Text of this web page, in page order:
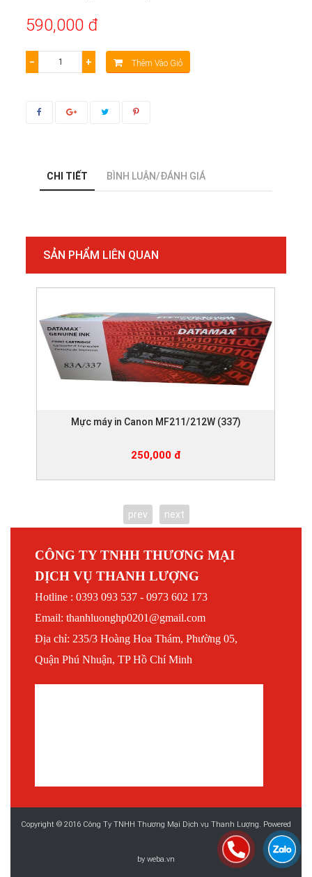
590,000 đ
− + Thêm Vào Giỏ
CHI TIẾT BÌNH LUẬN/ĐÁNH GIÁ
SẢN PHẨM LIÊN QUAN
Mực máy in Canon MF211/212W (337)
250,000 đ
prev next
CÔNG TY TNHH THƯƠNG MẠI
DỊCH VỤ THANH LƯỢNG
Hotline : 0393 093 537 - 0973 602 173
Email: thanhluonghp0201@gmail.com
Địa chỉ: 235/3 Hoàng Hoa Thám, Phường 05,
Quận Phú Nhuận, TP Hồ Chí Minh
Copyright © 2016 Công Ty TNHH Thương Mại Dịch vụ Thanh Lượng. Powered
by weba.vn